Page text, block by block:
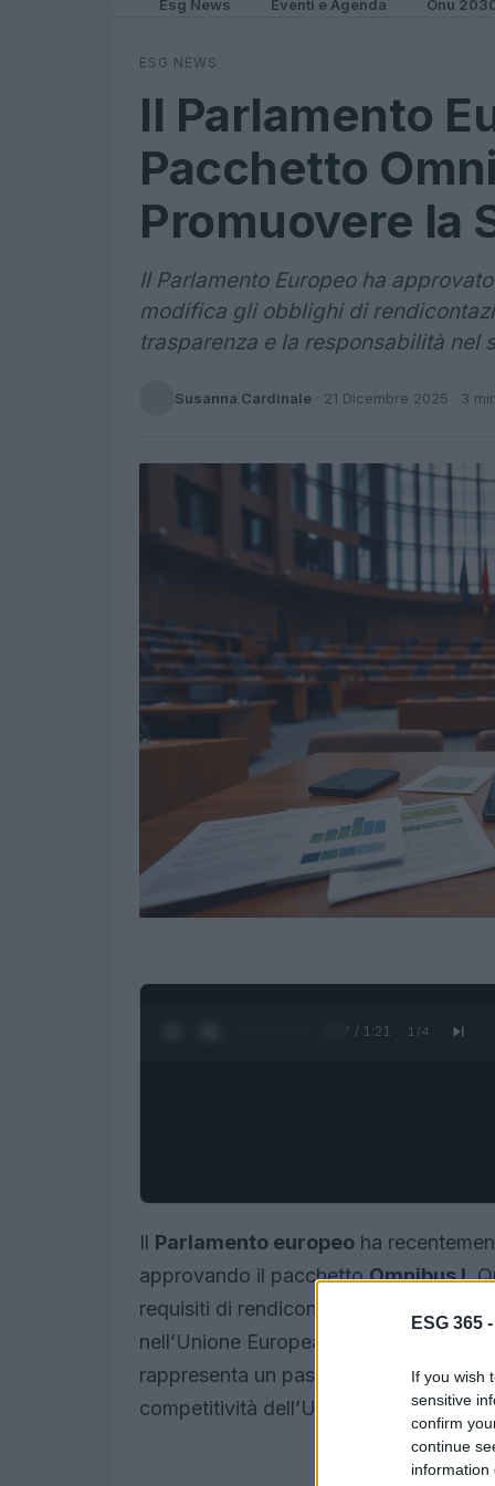
ESG 365 -
If you wish
sensitive
confirm
continue
information
Esg News Eventi e Agenda Onu
ESG NEWS
Il Parlamento
Pacchetto
Promuovere la
Il Parlamento Europeo ha
modifica gli obblighi di
trasparenza e la responsabilità nel
Susanna Cardinale · 21 Dicembre 2025 · 3
0:28 / 1:21 1 /4
Il Parlamento europeo ha
approvando il pacchettoOmnibus I.
requisiti di rendicontazione sulla
nell’Unione Europea. L’accordo,
rappresenta un passo cruciale per
competitività dell’Unione Europea nel